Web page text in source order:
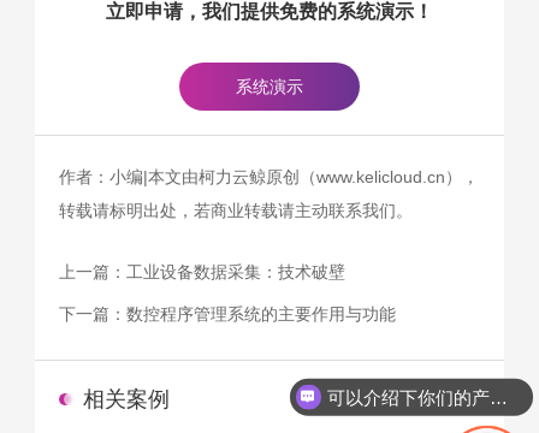
立即申请，我们提供免费的系统演示！
系统演示
作者：小编|本文由柯力云鲸原创（www.kelicloud.cn），
转载请标明出处，若商业转载请主动联系我们。
上一篇： 工业设备数据采集：技术破壁
下一篇： 数控程序管理系统的主要作用与功能
相关案例
可以介绍下你们的产品么
你们是怎么收费的呢